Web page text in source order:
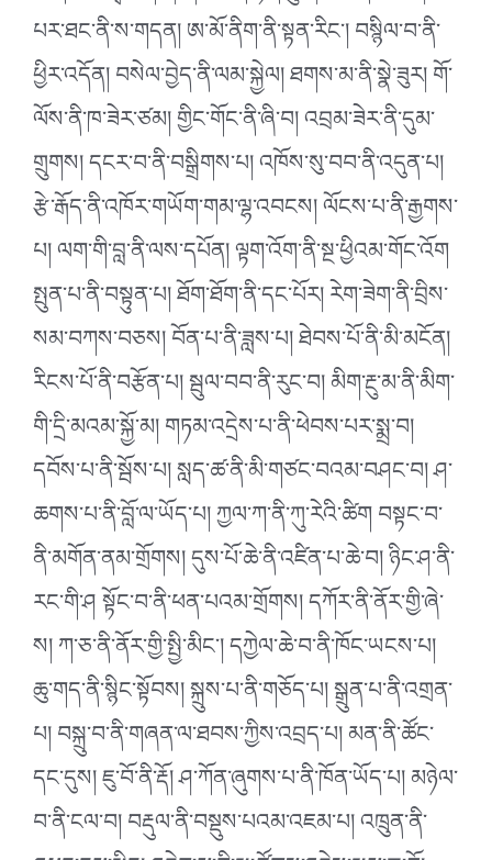
པར་ཐང་ནི་ས་གདན། ཨ་མོ་ནིག་ནི་སྟན་རིང༌། བསྙིལ་བ་ནི་
ཕྱིར་འདོན། བསེལ་བྱེད་ནི་ལམ་སྐྱེལ། ཐགས་མ་ནི་སྣེ་ཟུར། གོ་
ལོས་ནི་ཁ་ཟེར་ཙམ། གྱིང་གོང་ནི་ཞི་བ། འབྲམ་ཟེར་ནི་དུམ་
གྲུགས། དངར་བ་ནི་བསྒྲིགས་པ། འཁོས་སུ་བབ་ནི་འདུན་པ།
རྩེ་རྒོད་ནི་འཁོར་གཡོག་གམ་ལྷ་འབངས། ལོངས་པ་ནི་རྒྱགས་
པ། ལག་གི་བླ་ནི་ལས་དཔོན། ལྟག་འོག་ནི་སྔ་ཕྱིའམ་གོང་འོག
སྤུན་པ་ནི་བསྟུན་པ། ཐོག་ཐོག་ནི་དང་པོར། རེག་ཟེག་ནི་བྲིས་
སམ་བཀས་བཅས། བོན་པ་ནི་ཟླས་པ། ཐེབས་པོ་ནི་མི་མངོན།
རིངས་པོ་ནི་བརྩོན་པ། སྦུལ་བབ་ནི་རུང་བ། མིག་རྔུ་མ་ནི་མིག་
གི་དྲི་མའམ་སྐྱོ་མ། གཏམ་འདྲེས་པ་ནི་ཕེབས་པར་སྨྲ་བ།
དབོས་པ་ནི་སྦོས་པ། སླད་ཚ་ནི་མི་གཙང་བའམ་བཤང་བ། ཤ་
ཆགས་པ་ནི་བློ་ལ་ཡོད་པ། ཀྱལ་ཀ་ནི་ཀུ་རེའི་ཚིག བསྟང་བ་
ནི་མགོན་ནམ་གྲོགས། དུས་པོ་ཆེ་ནི་འཛིན་པ་ཆེ་བ། ཉིང་ཤ་ནི་
རང་གི་ཤ སྟོང་བ་ནི་ཕན་པའམ་གྲོགས། དཀོར་ནི་ནོར་གྱི་ཞེ་
ས། ཀ་ཅ་ནི་ནོར་གྱི་སྤྱི་མིང༌། དཀྱེལ་ཆེ་བ་ནི་ཁོང་ཡངས་པ།
ཆུ་གད་ནི་སྙིང་སྟོབས། སྐྲུས་པ་ནི་གཅོད་པ། སྒྲུན་པ་ནི་འགྲན་
པ། བསྐྲུ་བ་ནི་གཞན་ལ་ཐབས་ཀྱིས་འབྲད་པ། མན་ནི་ཚོང་
དང་དུས། ཇུ་བོ་ནི་རྡོ། ཤ་ཀོན་ཞུགས་པ་ནི་ཁོན་ཡོད་པ། མཉེལ་
བ་ནི་ངལ་བ། བརྡུལ་ནི་བསྡུས་པའམ་འཇམ་པ། འཁྲུན་ནི་